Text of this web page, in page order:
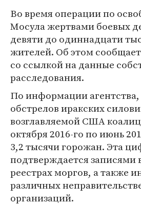
Во время операции по
Мосула жертвами боевых
девяти до одиннадцати
жителей. Об этом сообщает
со ссылкой на данные
расследования.
По информации агентства,
обстрелов иракских
возглавляемой США
октября 2016-го по июнь
3,2 тысячи горожан. Эта
подтверждается записями
реестрах моргов, а также
различных
организаций.